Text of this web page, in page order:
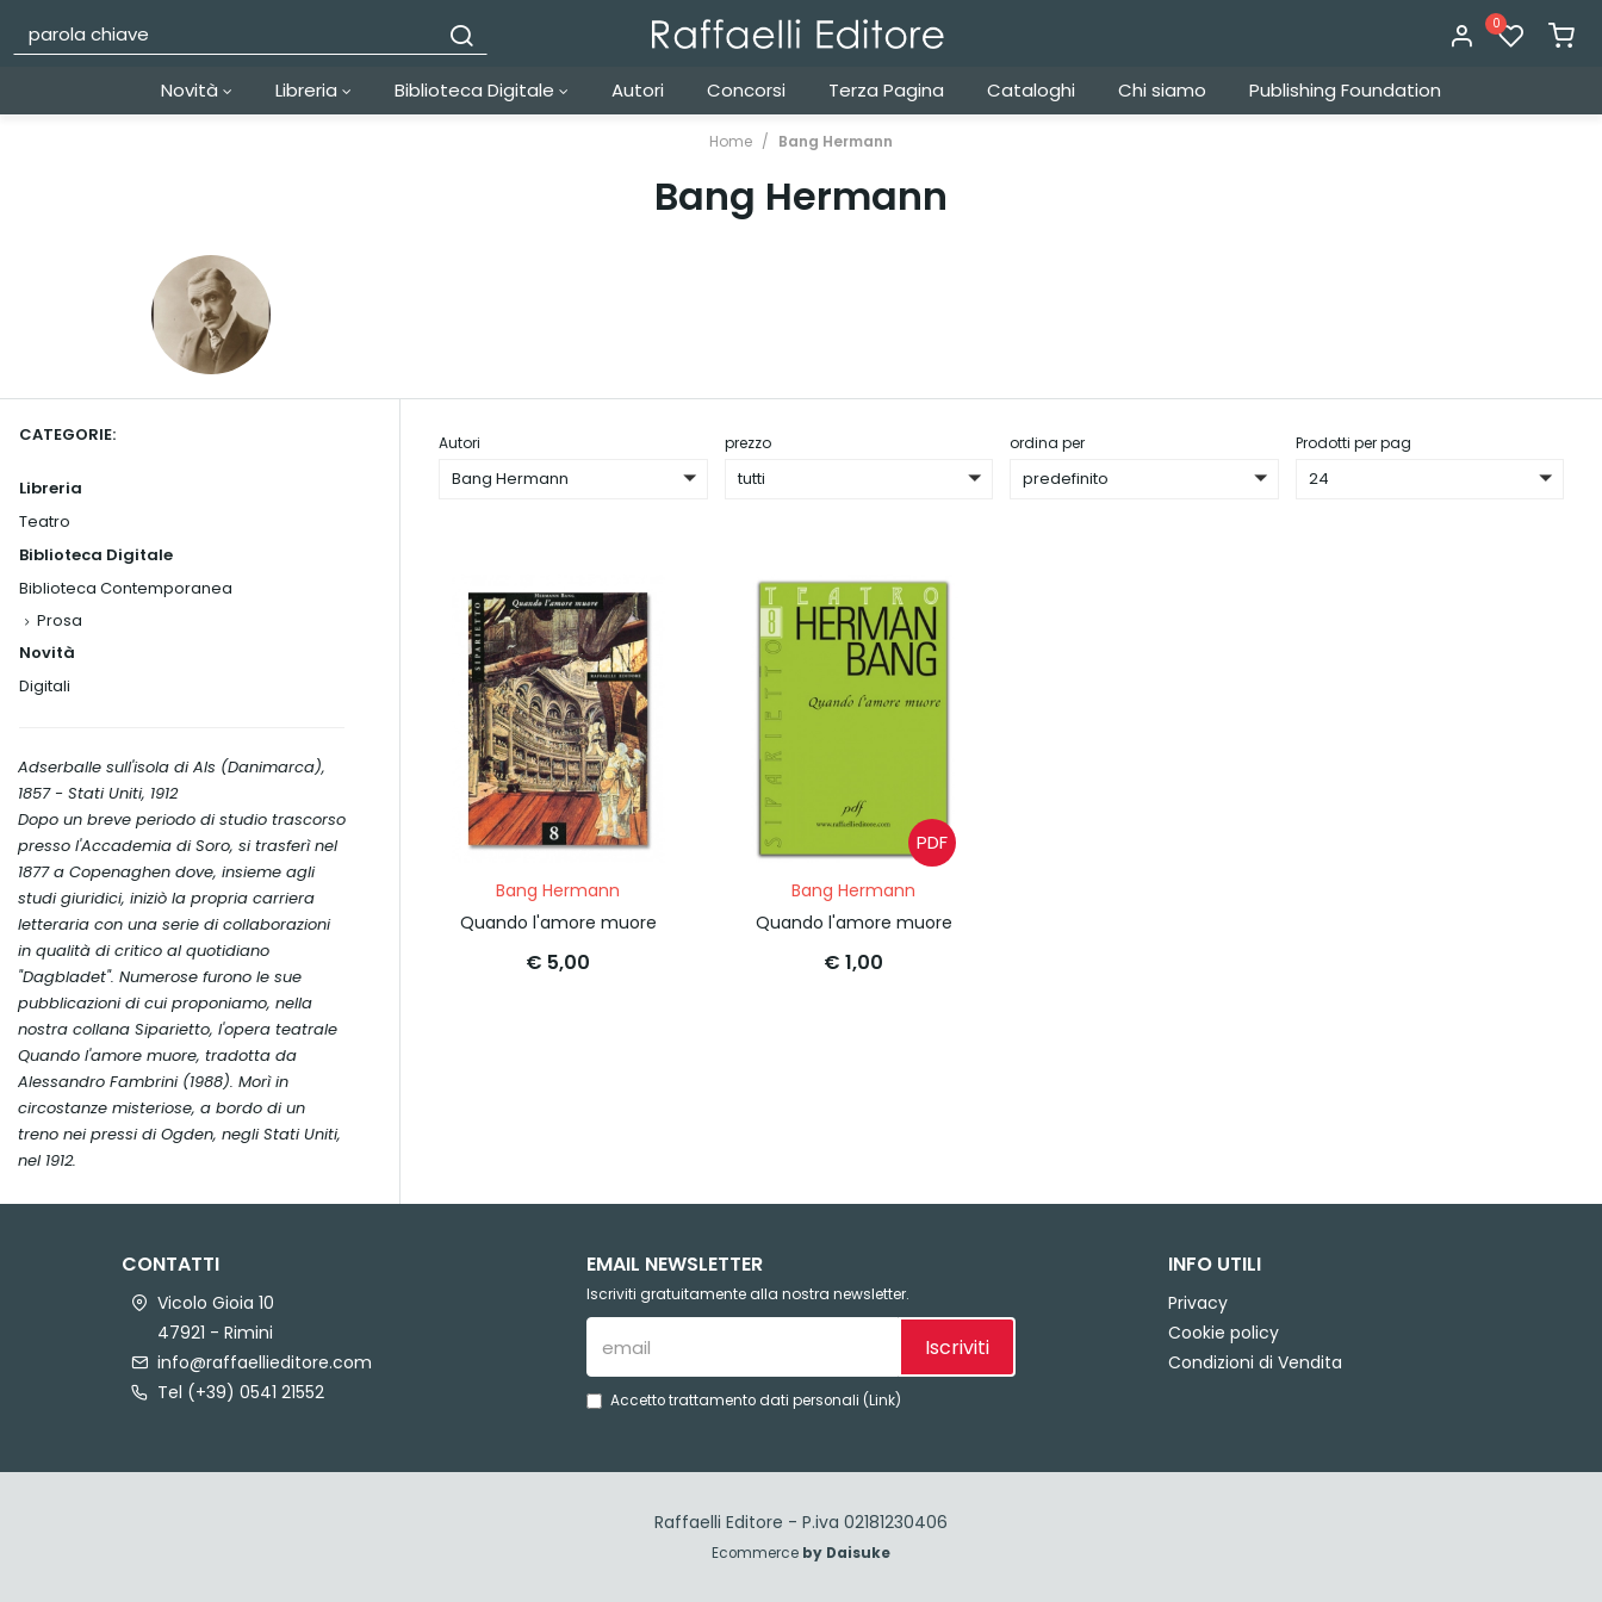
0
Novità Libreria Biblioteca Digitale Autori Concorsi Terza Pagina Cataloghi Chi siamo Publishing Foundation
Home Bang Hermann
Bang Hermann
CATEGORIE:
Libreria
Teatro
Biblioteca Digitale
Biblioteca Contemporanea
Prosa
Novità
Digitali
Adserballe sull'isola di Als (Danimarca),
1857 - Stati Uniti, 1912
Dopo un breve periodo di studio trascorso
presso l'Accademia di Soro, si trasferì nel
1877 a Copenaghen dove, insieme agli
studi giuridici, iniziò la propria carriera
letteraria con una serie di collaborazioni
in qualità di critico al quotidiano
"Dagbladet". Numerose furono le sue
pubblicazioni di cui proponiamo, nella
nostra collana Siparietto, l'opera teatrale
Quando l'amore muore, tradotta da
Alessandro Fambrini (1988). Morì in
circostanze misteriose, a bordo di un
treno nei pressi di Ogden, negli Stati Uniti,
nel 1912.
Autori
Bang Hermann
prezzo
tutti
ordina per
predefinito
Prodotti per pag
24
Bang Hermann
Quando l'amore muore
€ 5,00
PDF
Bang Hermann
Quando l'amore muore
€ 1,00
CONTATTI
Vicolo Gioia 10
47921 - Rimini
info@raffaellieditore.com
Tel (+39) 0541 21552
EMAIL NEWSLETTER
Iscriviti gratuitamente alla nostra newsletter.
Iscriviti
Accetto trattamento dati personali (Link)
INFO UTILI
Privacy
Cookie policy
Condizioni di Vendita
Raffaelli Editore - P.iva 02181230406
Ecommerce by Daisuke